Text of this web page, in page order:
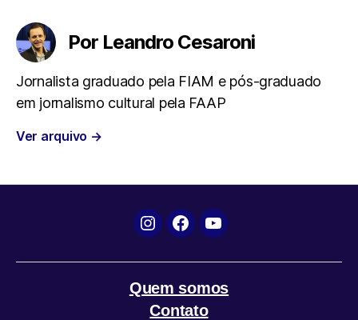
o
o
k
e A
p
r
m
Por Leandro Cesaroni
Jornalista graduado pela FIAM e pós-graduado
em jornalismo cultural pela FAAP
Ver arquivo →
Instagram
FacebookYouTube
Quem somos
Contato